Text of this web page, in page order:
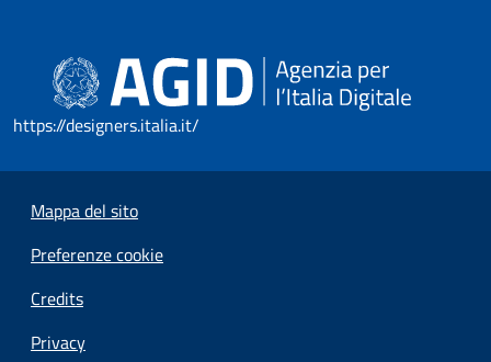
https://designers.italia.it/
Mappa del sito
Preferenze cookie
Credits
Privacy